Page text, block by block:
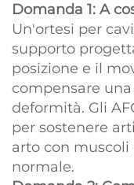
Domanda 1: A
Un'ortesi per
supporto
posizione e il
compensare
deformità. Gli
per sostenere
arto con
normale.